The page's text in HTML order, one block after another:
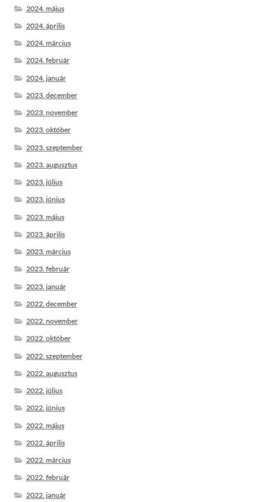
2024. május
2024. április
2024. március
2024. február
2024. január
2023. december
2023. november
2023. október
2023. szeptember
2023. augusztus
2023. július
2023. június
2023. május
2023. április
2023. március
2023. február
2023. január
2022. december
2022. november
2022. október
2022. szeptember
2022. augusztus
2022. július
2022. június
2022. május
2022. április
2022. március
2022. február
2022. január